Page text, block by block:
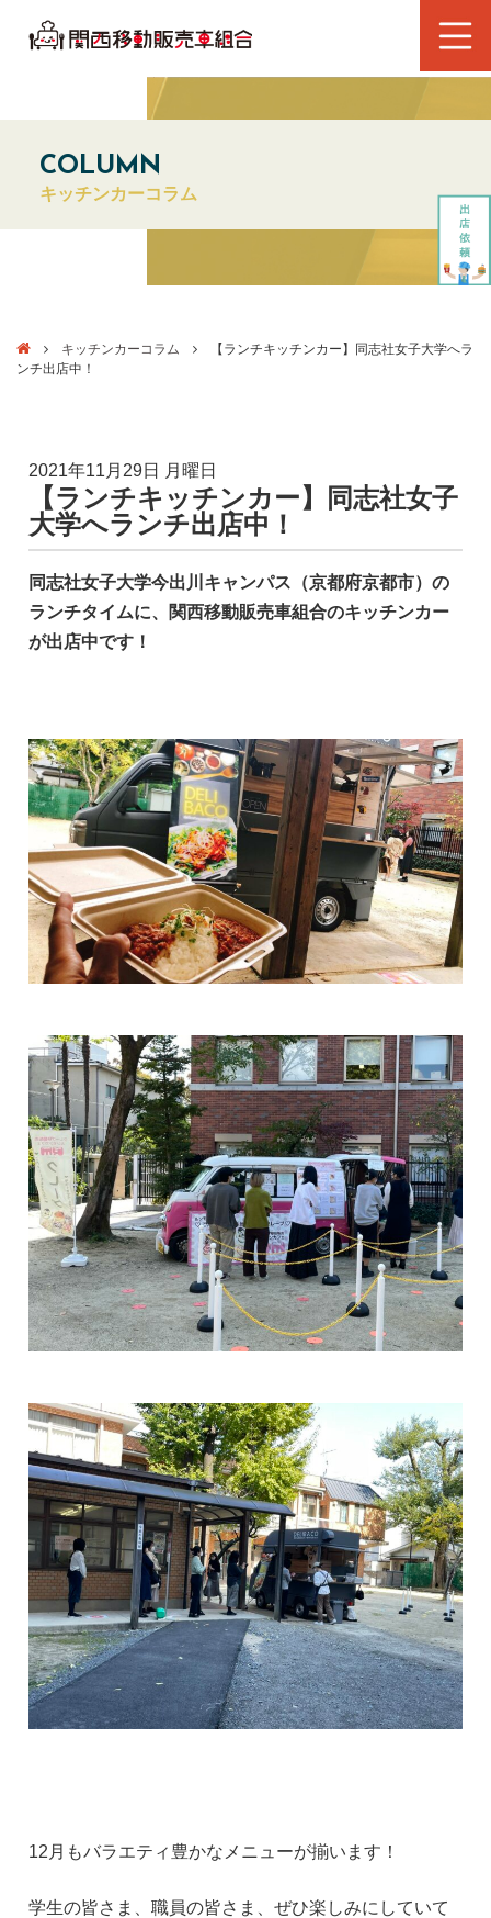
COLUMN
キッチンカーコラム
キッチンカーコラム
【ランチキッチンカー】同志社女子大学へラ
ンチ出店中！
2021年11月29日 月曜日
【ランチキッチンカー】同志社女子
大学へランチ出店中！
同志社女子大学今出川キャンパス（京都府京都市）の
ランチタイムに、関西移動販売車組合のキッチンカー
が出店中です！
12月もバラエティ豊かなメニューが揃います！
学生の皆さま、職員の皆さま、ぜひ楽しみにしていて